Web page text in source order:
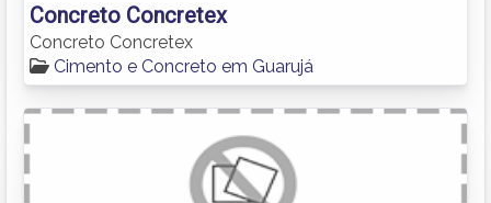
Concreto Concretex
Concreto Concretex
Cimento e Concreto em Guarujá